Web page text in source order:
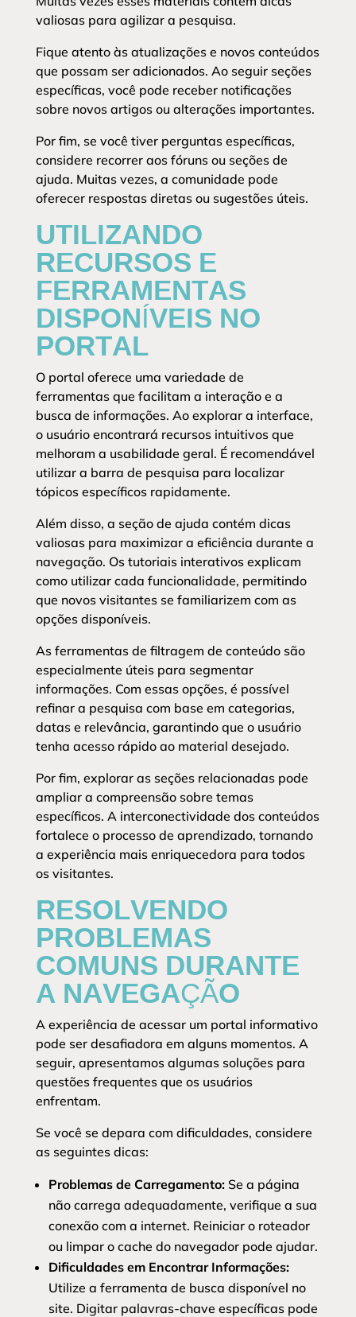
valiosas para agilizar a pesquisa.
Fique atento às atualizações e novos conteúdos
que possam ser adicionados. Ao seguir seções
específicas, você pode receber notificações
sobre novos artigos ou alterações importantes.
Por fim, se você tiver perguntas específicas,
considere recorrer aos fóruns ou seções de
ajuda. Muitas vezes, a comunidade pode
oferecer respostas diretas ou sugestões úteis.
UTILIZANDO
RECURSOS E
FERRAMENTAS
DISPONÍVEIS NO
PORTAL
O portal oferece uma variedade de
ferramentas que facilitam a interação e a
busca de informações. Ao explorar a interface,
o usuário encontrará recursos intuitivos que
melhoram a usabilidade geral. É recomendável
utilizar a barra de pesquisa para localizar
tópicos específicos rapidamente.
Além disso, a seção de ajuda contém dicas
valiosas para maximizar a eficiência durante a
navegação. Os tutoriais interativos explicam
como utilizar cada funcionalidade, permitindo
que novos visitantes se familiarizem com as
opções disponíveis.
As ferramentas de filtragem de conteúdo são
especialmente úteis para segmentar
informações. Com essas opções, é possível
refinar a pesquisa com base em categorias,
datas e relevância, garantindo que o usuário
tenha acesso rápido ao material desejado.
Por fim, explorar as seções relacionadas pode
ampliar a compreensão sobre temas
específicos. A interconectividade dos conteúdos
fortalece o processo de aprendizado, tornando
a experiência mais enriquecedora para todos
os visitantes.
RESOLVENDO
PROBLEMAS
COMUNS DURANTE
A NAVEGAÇÃO
A experiência de acessar um portal informativo
pode ser desafiadora em alguns momentos. A
seguir, apresentamos algumas soluções para
questões frequentes que os usuários
enfrentam.
Se você se depara com dificuldades, considere
as seguintes dicas:
Problemas de Carregamento:Se a página
não carrega adequadamente, verifique a sua
conexão com a internet. Reiniciar o roteador
ou limpar o cache do navegador pode ajudar.
Dificuldades em Encontrar Informações:
Utilize a ferramenta de busca disponível no
site. Digitar palavras-chave específicas pode